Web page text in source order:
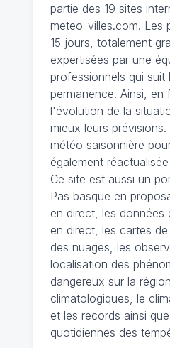
partie des 19 sites
meteo-villes.com. Les
15 jours , totalement
expertisées par une
professionnels qui suit
permanence. Ainsi, en
l'évolution de la
mieux leurs
météo saisonnière
également
Ce site est aussi un
Pas basque en
en direct, les données
en direct, les cartes
des nuages, les
localisation des
dangereux sur la
climatologiques, le
et les records ainsi
quotidiennes des